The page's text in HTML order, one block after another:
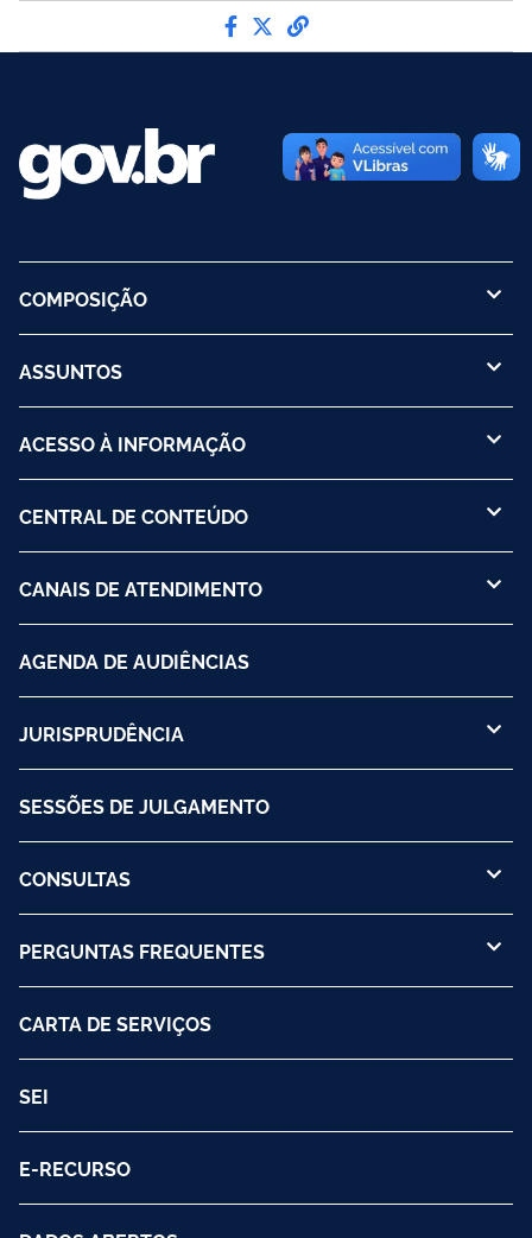
Compartilhe por Facebook
Compartilhe por Twitter
link para Copiar para
COMPOSIÇÃO
ASSUNTOS
ACESSO À INFORMAÇÃO
CENTRAL DE CONTEÚDO
CANAIS DE ATENDIMENTO
AGENDA DE AUDIÊNCIAS
JURISPRUDÊNCIA
SESSÕES DE JULGAMENTO
CONSULTAS
PERGUNTAS FREQUENTES
CARTA DE SERVIÇOS
SEI
E-RECURSO